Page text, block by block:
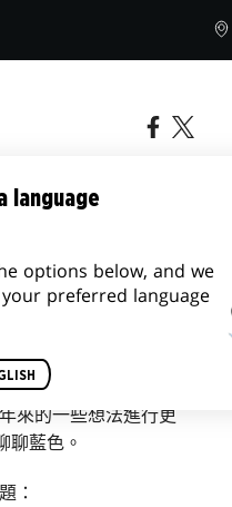
來的一些想法進行更
聊藍色。
：
language
options below, and we
preferred language